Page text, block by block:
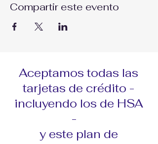
Compartir este evento
Aceptamos todas las
tarjetas de crédito -
incluyendo los de HSA
-
y este plan de